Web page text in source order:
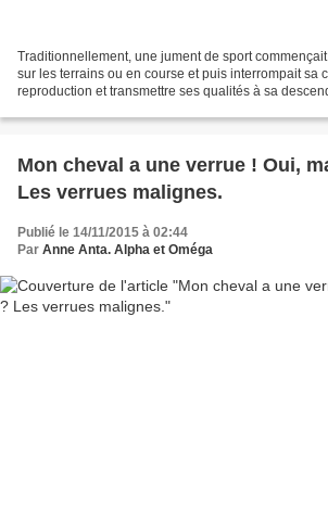
Traditionnellement, une jument de sport
sur les terrains ou en course et puis interrompait sa
reproduction et transmettre ses qualités à sa
Mon cheval a une verrue ! Oui,
Les verrues malignes.
Publié le 14/11/2015 à 02:44
Par Anne Anta. Alpha et Oméga